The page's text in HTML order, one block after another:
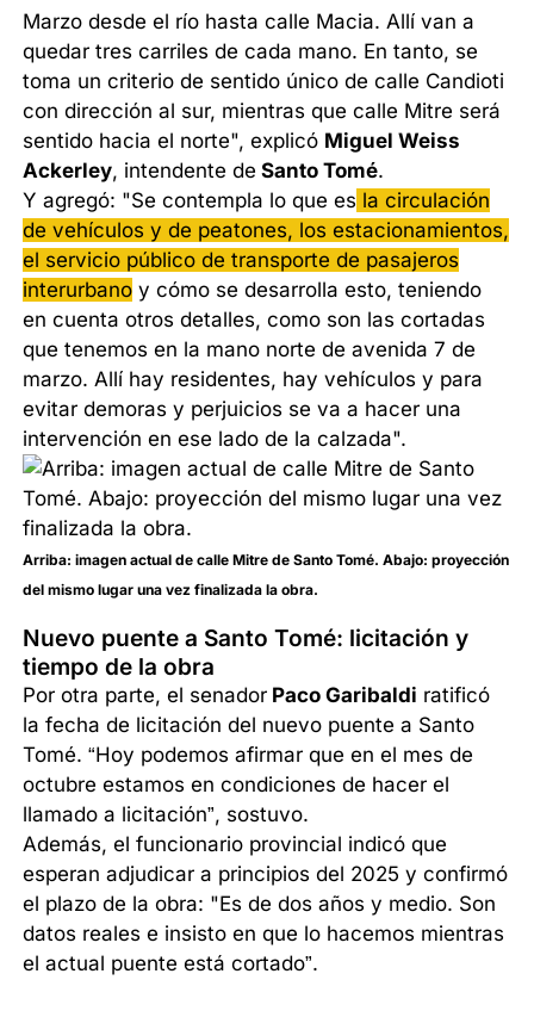
Marzo desde el río hasta calle Macia. Allí van a
quedar tres carriles de cada mano. En tanto, se
toma un criterio de sentido único de calle Candioti
con dirección al sur, mientras que calle Mitre será
sentido hacia el norte", explicó Miguel Weiss
Ackerley, intendente de Santo Tomé.
Y agregó: "Se contempla lo que es la circulación
de vehículos y de peatones, los estacionamientos,
el servicio público de transporte de pasajeros
interurbano y cómo se desarrolla esto, teniendo
en cuenta otros detalles, como son las cortadas
que tenemos en la mano norte de avenida 7 de
marzo. Allí hay residentes, hay vehículos y para
evitar demoras y perjuicios se va a hacer una
intervención en ese lado de la calzada".
Arriba: imagen actual de calle Mitre de Santo Tomé. Abajo: proyección
del mismo lugar una vez finalizada la obra.
Nuevo puente a Santo Tomé: licitación y
tiempo de la obra
Por otra parte, el senador Paco Garibaldi ratificó
la fecha de licitación del nuevo puente a Santo
Tomé. “Hoy podemos afirmar que en el mes de
octubre estamos en condiciones de hacer el
llamado a licitación”, sostuvo.
Además, el funcionario provincial indicó que
esperan adjudicar a principios del 2025 y confirmó
el plazo de la obra: "Es de dos años y medio. Son
datos reales e insisto en que lo hacemos mientras
el actual puente está cortado”.